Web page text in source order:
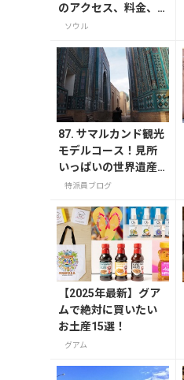
のアクセス、料金、
絶景ポイントを解
ソウル
87. サマルカンド観光
モデルコース！見所
いっぱいの世界遺産
都市を満喫するおす
特派員ブログ
【2025年最新】グア
ムで絶対に買いたい
お土産15選！
グアム